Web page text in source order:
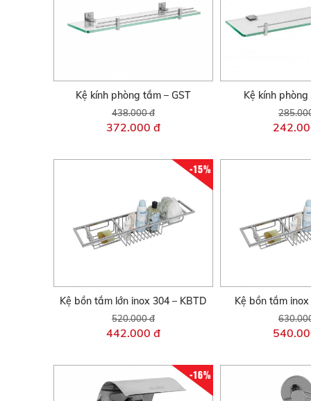
Kệ kính phòng tắm – GST
438.000 đ
372.000 đ
Kệ kính
-15%
Kệ bồn tắm lớn inox 304 – KBTD
520.000 đ
442.000 đ
Kệ bồn tắm
-16%